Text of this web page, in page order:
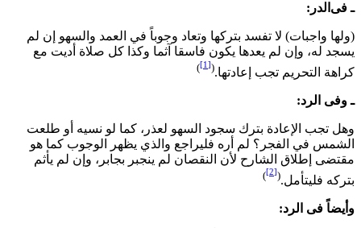
فیالدر:
واجبات) لا تفسد بتركها وتعاد وجوباً في العمد والسهو إن لم
له، وإن لم يعدها يكون فاسقا آثما وكذا كل صلاة أديت مع
التحريم تجب إعادتها.
)
وفی الرد:
تجب الإعادة بترك سجود السهو لعذر، كما لو نسيه أو طلعت
في الفجر؟ لم أره فليراجع والذي يظهر الوجوب كما هو
إطلاق الشارح لأن النقصان لم ينجبر بجابر، وإن لم يأثم
فليتأمل.(
)
فی الرد: